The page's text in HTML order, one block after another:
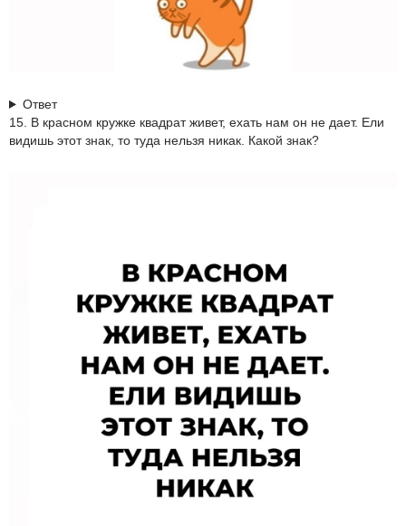
Ответ
15. В красном кружке квадрат живет, ехать нам он не дает. Ели
видишь этот знак, то туда нельзя никак. Какой знак?